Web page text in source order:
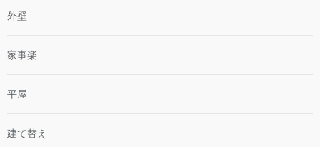
外壁
家事楽
平屋
建て替え